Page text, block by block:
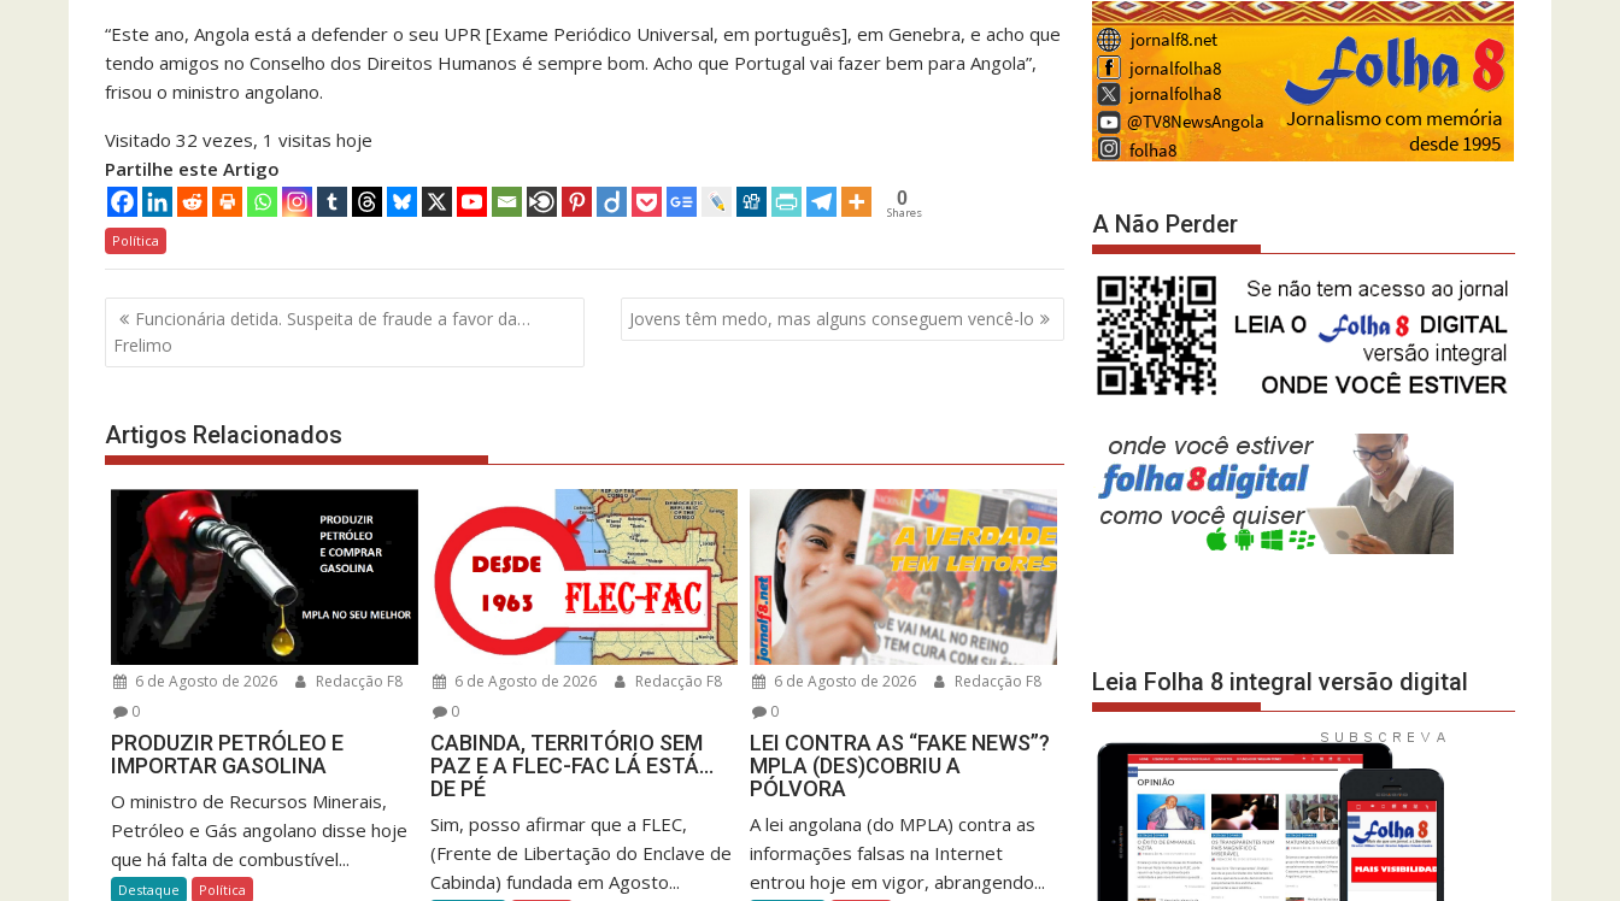
“Este ano, Angola está a defender o seu UPR [Exame Periódico Universal, em português], em Genebra, e acho que
tendo amigos no Conselho dos Direitos Humanos é sempre bom. Acho que Portugal vai fazer bem para Angola”,
frisou o ministro angolano.
Visitado 32 vezes, 1 visitas hoje
Partilhe este Artigo
0
Shares
Política
Navegação
de
artigos
Funcionária detida. Suspeita de fraude a favor da…
Frelimo
Jovens têm medo, mas alguns conseguem vencê-lo
Artigos Relacionados
6 de Agosto de 2026
Redacção F8
0
PRODUZIR PETRÓLEO E
IMPORTAR GASOLINA
O ministro de Recursos Minerais,
Petróleo e Gás angolano disse hoje
que há falta de combustível...
Destaque Política
6 de Agosto de 2026
Redacção F8
0
CABINDA, TERRITÓRIO SEM
PAZ E A FLEC-FAC LÁ ESTÁ…
DE PÉ
Sim, posso afirmar que a FLEC,
(Frente de Libertação do Enclave de
Cabinda) fundada em Agosto...
6 de Agosto de 2026
Redacção F8
0
LEI CONTRA AS “FAKE NEWS”?
MPLA (DES)COBRIU A
PÓLVORA
A lei angolana (do MPLA) contra as
informações falsas na Internet
entrou hoje em vigor, abrangendo...
A Não Perder
Leia Folha 8 integral versão digital